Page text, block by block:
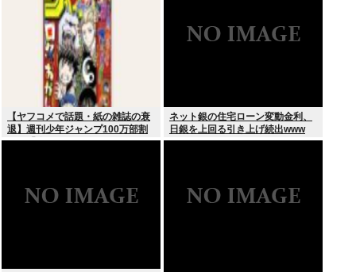
【ヤフコメで話題・紙の雑誌の衰
退】週刊少年ジャンプ100万部割
れは「終わり」の始まりか
ネット銀の住宅ローン変動金利、
日銀を上回る引き上げ続出www